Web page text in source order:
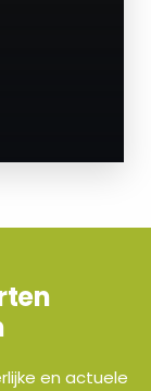
en actuele